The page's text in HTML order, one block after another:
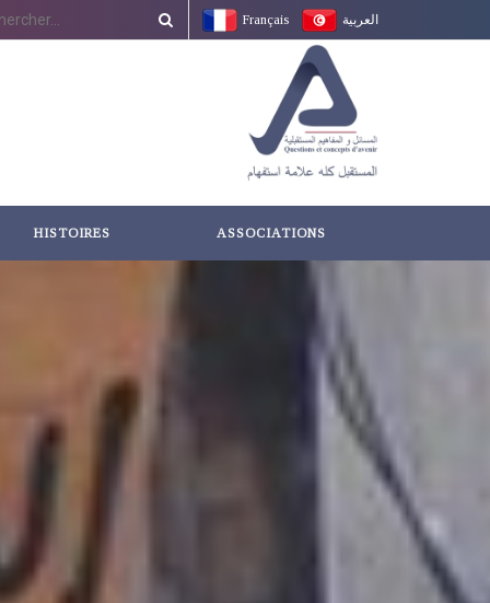
Français العربية
HISTOIRES ASSOCIATIONS